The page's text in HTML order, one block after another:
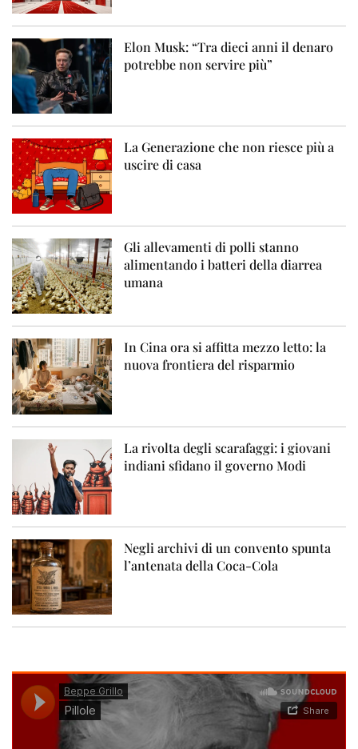
Elon Musk: “Tra dieci anni il denaro
potrebbe non servire più”
La Generazione che non riesce più a
uscire di casa
Gli allevamenti di polli stanno
alimentando i batteri della diarrea
umana
In Cina ora si affitta mezzo letto: la
nuova frontiera del risparmio
La rivolta degli scarafaggi: i giovani
indiani sfidano il governo Modi
Negli archivi di un convento spunta
l’antenata della Coca-Cola